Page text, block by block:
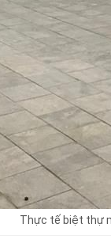
Thực tế biệt thự